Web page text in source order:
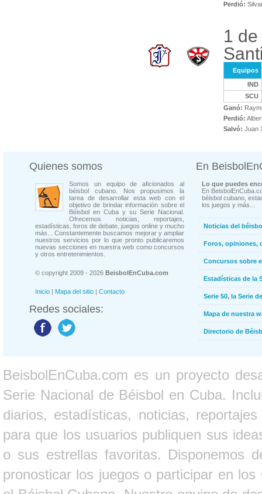
Perdió:
1
Equipos
IND
SCU
Ganó:
Perdió:
Salvó: Juan
Quienes somos
Somos un equipo de aficionados al
béisbol cubano. Nos propusimos la
tarea de desarrollar esta web con el
objetivo de brindar información sobre el
Béisbol en Cuba y su Serie Nacional.
Ofrecemos noticias, reportajes,
estadísticas, foros de debate, juegos online y mucho
más... Constantemente buscamos mejorar y ampliar
nuestros servicios por lo que pronto publicaremos
nuevas secciones en nuestra web como concursos
y otros entretenimientos.
© copyright 2009 - 2026 BeisbolEnCuba.com
Inicio | Mapa del sitio | Contacto
Redes sociales:
En
Lo que puedes
En
béisbol cubano,
los juegos y más...
Noticias del
Foros, opiniones,
Concursos sobre
Estadísticas de la
Serie 50, la Serie
Mapa de nuestra
Directorio de
BeisbolEnCuba.com es un proyecto
Serie Nacional de Béisbol en Cuba.
diarios, estadísticas, noticias,
para que los usuarios publiquen sus
o sus estrellas favoritas. Disponemos
pronosticar los juegos o participar en